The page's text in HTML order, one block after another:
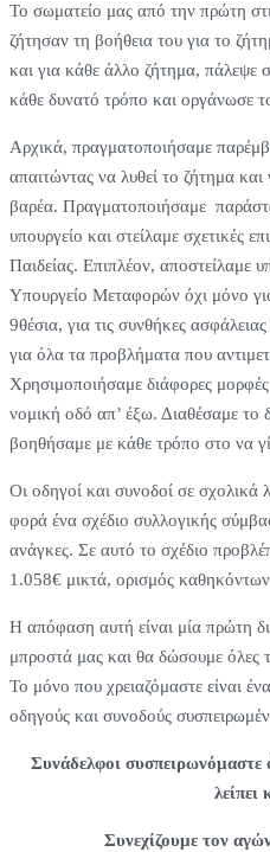
Το σωματείο μας από την πρώτη
ζήτησαν τη βοήθεια του για το
και για κάθε άλλο ζήτημα, πάλεψε
κάθε δυνατό τρόπο και οργάνωσε
Αρχικά, πραγματοποιήσαμε
απαιτώντας να λυθεί το ζήτημα
βαρέα. Πραγματοποιήσαμε
υπουργείο και στείλαμε σχετικές
Παιδείας. Επιπλέον, αποστείλαμε
Υπουργείο Μεταφορών όχι μόνο
9θέσια, για τις συνθήκες
για όλα τα προβλήματα που
Χρησιμοποιήσαμε διάφορες
νομική οδό απ’ έξω. Διαθέσαμε το
βοηθήσαμε με κάθε τρόπο στο να
Οι οδηγοί και συνοδοί σε σχολικά
φορά ένα σχέδιο συλλογικής
ανάγκες. Σε αυτό το σχέδιο
1.058€ μικτά, ορισμός
Η απόφαση αυτή είναι μία πρώτη
μπροστά μας και θα δώσουμε όλες
Το μόνο που χρειαζόμαστε είναι
οδηγούς και συνοδούς
Συνάδελφοι
λείπει
Συνεχίζουμε τον